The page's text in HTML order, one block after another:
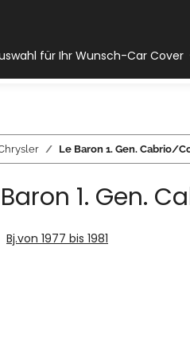
für Ihr Wunsch-Car Cover
Le Baron 1. Gen. Cabrio/
1. Gen.
Bj.von 1977 bis 1981